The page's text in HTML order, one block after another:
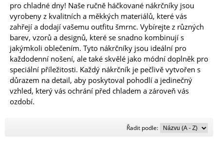
pro chladné dny! Naše ručně háčkované nákrčníky jsou
vyrobeny z kvalitních a měkkých materiálů, které vás
zahřejí a dodají vašemu outfitu šmrnc. Vybírejte z různých
barev, vzorů a designů, které se snadno kombinují s
jakýmkoli oblečením. Tyto nákrčníky jsou ideální pro
každodenní nošení, ale také skvělé jako módní doplněk pro
speciální příležitosti. Každý nákrčník je pečlivě vytvořen s
důrazem na detail, aby poskytoval pohodlí a jedinečný
vzhled, který vás ochrání před chladem a zároveň vás
ozdobí.
Řadit podle:
Řadit